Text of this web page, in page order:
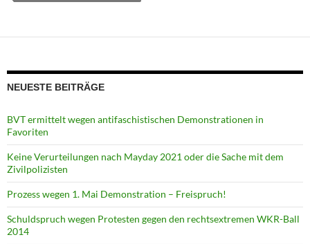
NEUESTE BEITRÄGE
BVT ermittelt wegen antifaschistischen Demonstrationen in
Favoriten
Keine Verurteilungen nach Mayday 2021 oder die Sache mit dem
Zivilpolizisten
Prozess wegen 1. Mai Demonstration – Freispruch!
Schuldspruch wegen Protesten gegen den rechtsextremen WKR-Ball
2014